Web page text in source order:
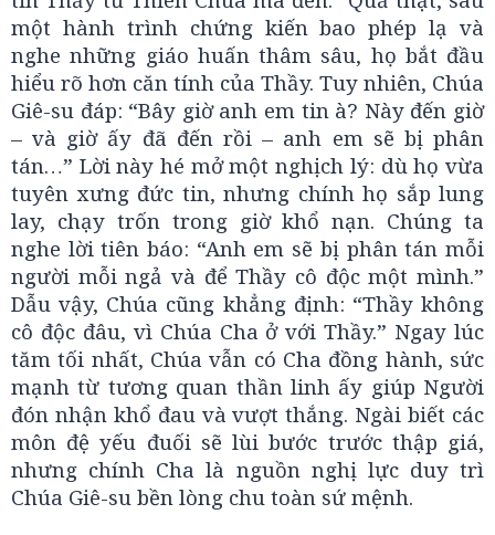
một hành trình chứng kiến bao phép lạ và
nghe những giáo huấn thâm sâu, họ bắt đầu
hiểu rõ hơn căn tính của Thầy. Tuy nhiên, Chúa
Giê-su đáp: “Bây giờ anh em tin à? Này đến giờ
– và giờ ấy đã đến rồi – anh em sẽ bị phân
tán…” Lời này hé mở một nghịch lý: dù họ vừa
tuyên xưng đức tin, nhưng chính họ sắp lung
lay, chạy trốn trong giờ khổ nạn. Chúng ta
nghe lời tiên báo: “Anh em sẽ bị phân tán mỗi
người mỗi ngả và để Thầy cô độc một mình.”
Dẫu vậy, Chúa cũng khẳng định: “Thầy không
cô độc đâu, vì Chúa Cha ở với Thầy.” Ngay lúc
tăm tối nhất, Chúa vẫn có Cha đồng hành, sức
mạnh từ tương quan thần linh ấy giúp Người
đón nhận khổ đau và vượt thắng. Ngài biết các
môn đệ yếu đuối sẽ lùi bước trước thập giá,
nhưng chính Cha là nguồn nghị lực duy trì
Chúa Giê-su bền lòng chu toàn sứ mệnh.